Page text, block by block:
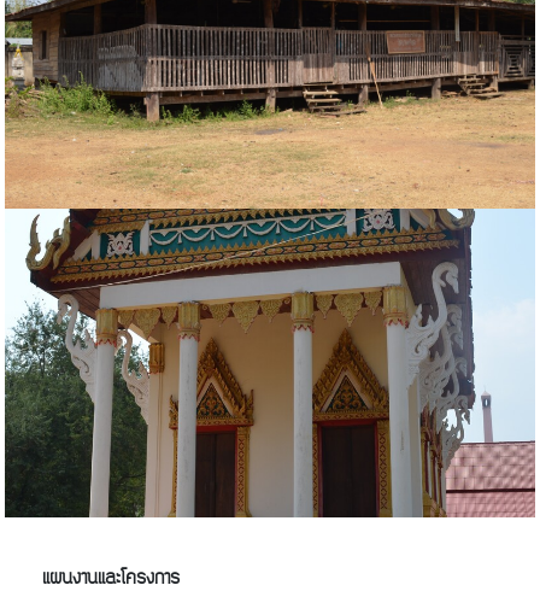
แผนงานและโครงการ